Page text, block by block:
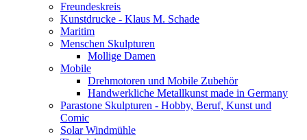
Freundeskreis
Kunstdrucke - Klaus M. Schade
Maritim
Menschen Skulpturen
Mollige Damen
Mobile
Drehmotoren und Mobile Zubehör
Handwerkliche Metallkunst made in Germany
Parastone Skulpturen - Hobby, Beruf, Kunst und
Comic
Solar Windmühle